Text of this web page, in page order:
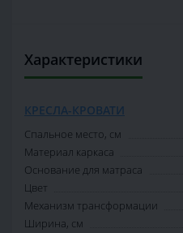
Характеристики
КРЕСЛА-КРОВАТИ
Спальное место, см
Материал каркаса
Основание для матраса
Цвет
Механизм трансформации
Ширина, см